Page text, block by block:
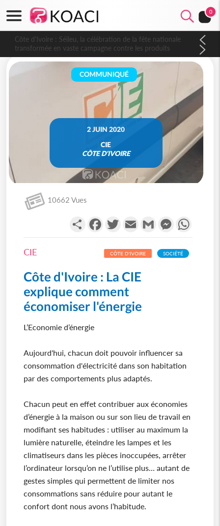
0
Côte d'Ivoire : Séileu, la célébration de la fête nationale
transformée en vaste campagne contre les produits
dépigmentants dangereux
COMMUNIQUÉ
2 JUIN 2020
CIE
CÔTE D'IVOIRE
10662 Vues
PartagerFacebookTwitterEmail Gmail Messenger
CIE CÔTE D'IVOIRE SOCIÉTÉ
Côte d'Ivoire : La CIE
explique comment
économiser l'énergie
L’Economie d’énergie
Aujourd'hui, chacun doit pouvoir influencer sa
consommation d'électricité dans son habitation
par des comportements plus adaptés.
Chacun peut en effet contribuer aux économies
d’énergie à la maison ou sur son lieu de travail en
modifiant ses habitudes : utiliser au maximum la
lumière naturelle, éteindre les lampes et les
climatiseurs dans les pièces inoccupées, arrêter
l’ordinateur lorsqu’on ne l’utilise plus… autant de
gestes simples qui permettent de limiter nos
consommations sans réduire pour autant le
confort dont nous avons l’habitude.